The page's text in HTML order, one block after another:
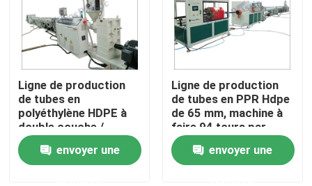
Produits
Au sujet de nous
Ligne de production
de tubes en
polyéthylène HDPE à
double couche /
machine de
fabricationenvoyer une
Ligne de production
de tubes en PPR Hdpe
de 65 mm, machine à
faire 94 tours par
minute
envoyer une